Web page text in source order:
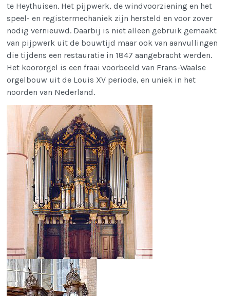
te Heythuisen. Het pijpwerk, de windvoorziening en het
speel- en registermechaniek zijn hersteld en voor zover
nodig vernieuwd. Daarbij is niet alleen gebruik gemaakt
van pijpwerk uit de bouwtijd maar ook van aanvullingen
die tijdens een restauratie in 1847 aangebracht werden.
Het koororgel is een fraai voorbeeld van Frans-Waalse
orgelbouw uit de Louis XV periode, en uniek in het
noorden van Nederland.